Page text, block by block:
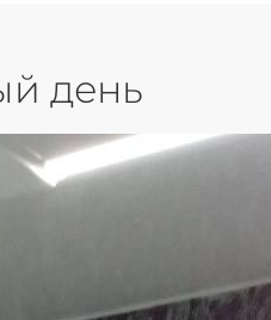
день